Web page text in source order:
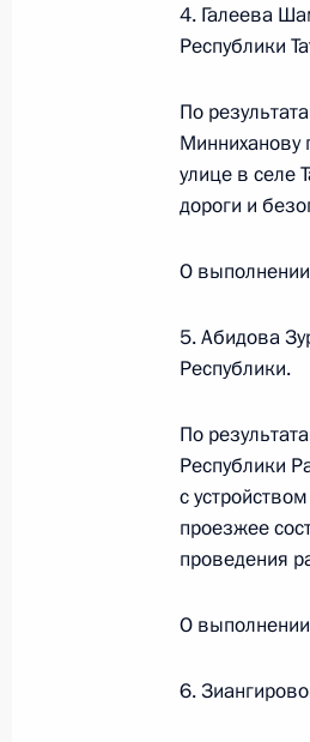
19
Продлён
конференц-
19 декабря
О ходе
Федерации
14 ноября
4. Галеева
Республики
По
Минниханову
улице в селе
дороги и
О
5. Абидова
Республики.
По
Республики
с
проезжее
проведения
О
6.